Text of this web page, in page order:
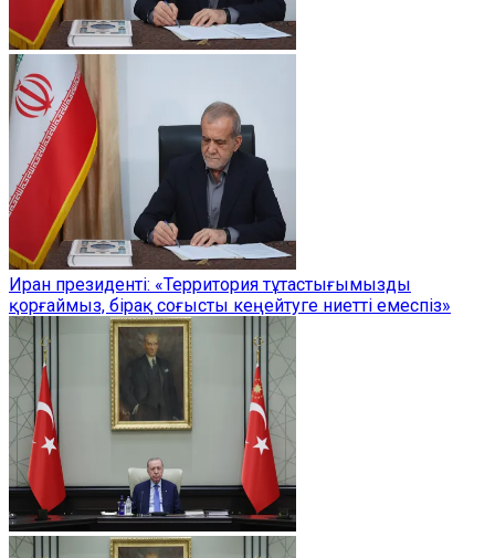
Иран президенті: «Территория тұтастығымызды
қорғаймыз, бірақ соғысты кеңейтуге ниетті емеспіз»